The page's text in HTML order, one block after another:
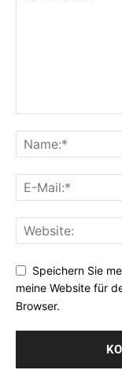
Speichern Sie
meine Website für
Browser.